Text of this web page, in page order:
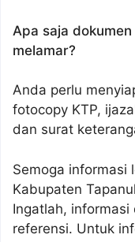
Apa saja
melamar?
Anda perlu
fotocopy KTP,
dan surat
Semoga informasi
Kabupaten
Ingatlah,
referensi. Untuk